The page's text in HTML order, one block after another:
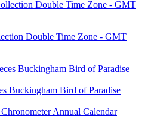
Double Time Zone - GMT
Buckingham Bird of Paradise